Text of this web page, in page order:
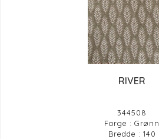
RIVER
344508
Farge : Grønn
Bredde : 140